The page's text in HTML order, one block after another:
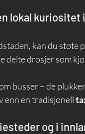
lokal kuriositet
kan du støte
delte drosjer som
busser – de
enn en tradisjonell
og i